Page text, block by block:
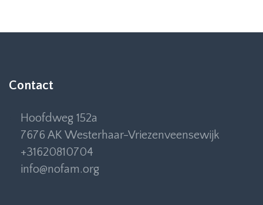
Contact
Hoofdweg 152a
7676 AK Westerhaar-Vriezenveensewijk
+31620810704
info@nofam.org